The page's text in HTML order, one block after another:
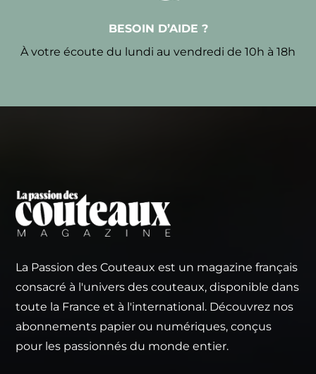
BESOIN D’AIDE ?
À votre écoute du lundi au vendredi de 10h à 18h
La Passion des Couteaux est un magazine français
consacré à l'univers des couteaux, disponible dans
toute la France et à l'international. Découvrez nos
abonnements papier ou numériques, conçus
pour les passionnés du monde entier.